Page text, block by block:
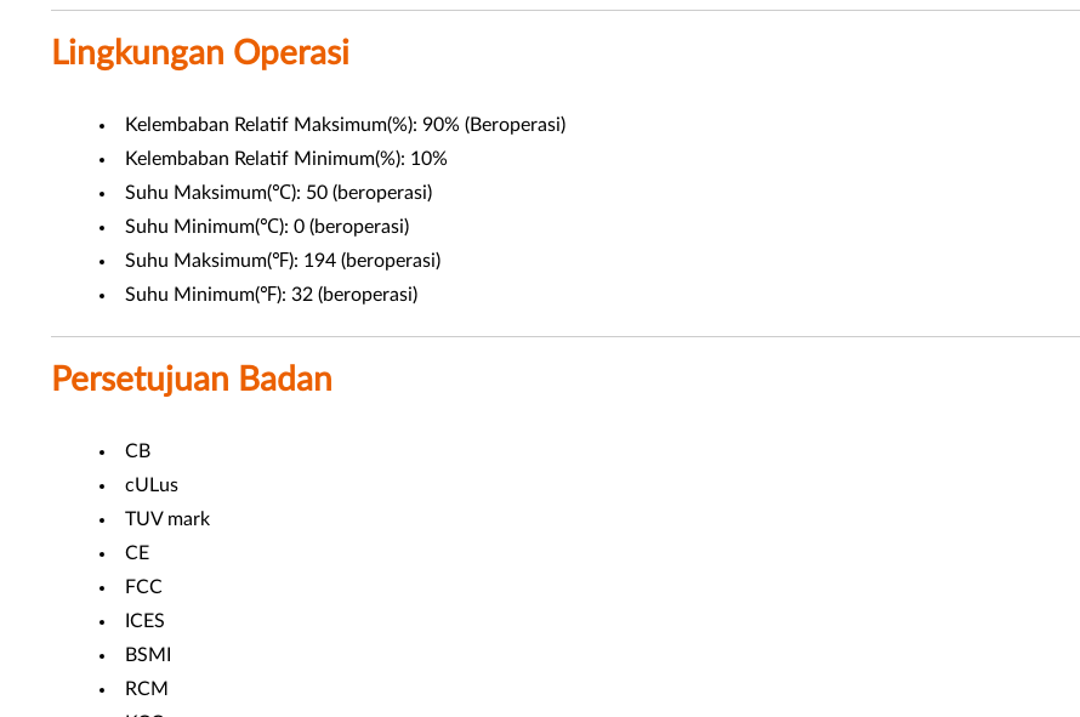
Lingkungan Operasi
Kelembaban Relatif Maksimum(%): 90% (Beroperasi)
Kelembaban Relatif Minimum(%): 10%
Suhu Maksimum(℃): 50 (beroperasi)
Suhu Minimum(℃): 0 (beroperasi)
Suhu Maksimum(℉): 194 (beroperasi)
Suhu Minimum(℉): 32 (beroperasi)
Persetujuan Badan
CB
cULus
TUV mark
CE
FCC
ICES
BSMI
RCM